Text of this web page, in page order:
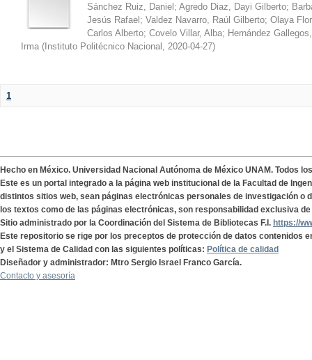
Sánchez Ruiz, Daniel ; Agredo Diaz, Dayi Gilberto;
Jesús Rafael ; Valdez Navarro, Raúl Gilberto; Olaya
Carlos Alberto; Covelo Villar, Alba; Hernández
Irma ( Instituto Politécnico Nacional , 2020-04-27)
1
Hecho en México. Universidad Nacional Autónoma de México UNAM. Todos
Este es un portal integrado a la página web institucional de la Facultad de
distintos sitios web, sean páginas electrónicas personales de investigación o
los textos como de las páginas electrónicas, son responsabilidad exclusiva
Sitio administrado por la Coordinación del Sistema de Bibliotecas F.I. https://
Este repositorio se rige por los preceptos de protección de datos contenidos
y el Sistema de Calidad con las siguientes políticas: Política de calidad
Diseñador y administrador: Mtro Sergio Israel Franco García.
Contacto y asesoría